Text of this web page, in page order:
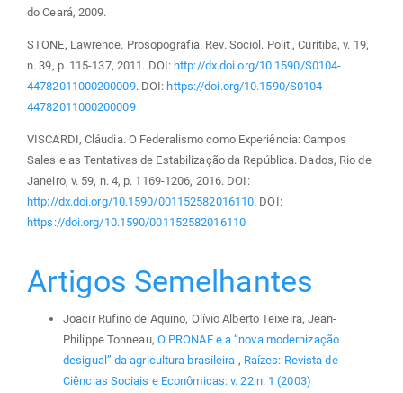
do Ceará, 2009.
STONE, Lawrence. Prosopografia. Rev. Sociol. Polit., Curitiba, v. 19,
n. 39, p. 115-137, 2011. DOI: http://dx.doi.org/10.1590/S0104-
44782011000200009. DOI: https://doi.org/10.1590/S0104-
44782011000200009
VISCARDI, Cláudia. O Federalismo como Experiência: Campos
Sales e as Tentativas de Estabilização da República. Dados, Rio de
Janeiro, v. 59, n. 4, p. 1169-1206, 2016. DOI:
http://dx.doi.org/10.1590/001152582016110. DOI:
https://doi.org/10.1590/001152582016110
Artigos Semelhantes
Joacir Rufino de Aquino, Olívio Alberto Teixeira, Jean-
Philippe Tonneau, O PRONAF e a “nova modernização
desigual” da agricultura brasileira , Raízes: Revista de
Ciências Sociais e Econômicas: v. 22 n. 1 (2003)